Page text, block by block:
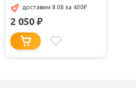
доставим 8.08 за 400₽
2 050 ₽